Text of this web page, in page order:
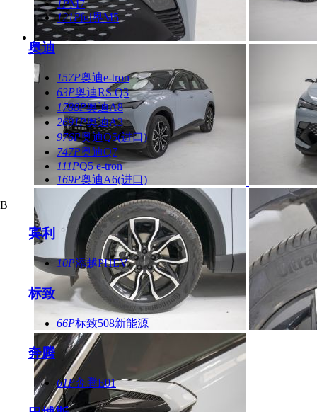
1PM7
121P问界M5
奥迪
157P奥迪e-tron
63P奥迪RS Q3
1788P奥迪A8
2691P奥迪A3
976P奥迪Q5(进口)
747P奥迪Q7
111PQ5 e-tron
169P奥迪A6(进口)
B
宾利
10P添越PHEV
标致
66P标致508新能源
奔腾
61P奔腾E01